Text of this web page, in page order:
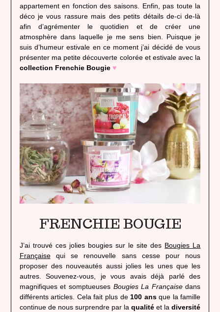
appartement en fonction des saisons. Enfin, pas toute la
déco je vous rassure mais des petits détails de-ci de-là
afin d’agrémenter le quotidien et de créer une
atmosphère dans laquelle je me sens bien. Puisque je
suis d’humeur estivale en ce moment j’ai décidé de vous
présenter ma petite découverte colorée et estivale avec la
collection Frenchie Bougie ♥
FRENCHIE BOUGIE
J’ai trouvé ces jolies bougies sur le site des Bougies La
Françaisequi se renouvelle sans cesse pour nous
proposer des nouveautés aussi jolies les unes que les
autres. Souvenez-vous, je vous avais déjà parlé des
magnifiques et somptueuses Bougies La Françaisedans
différents articles. Cela fait plus de100 ansque la famille
continue de nous surprendre par laqualité et ladiversité